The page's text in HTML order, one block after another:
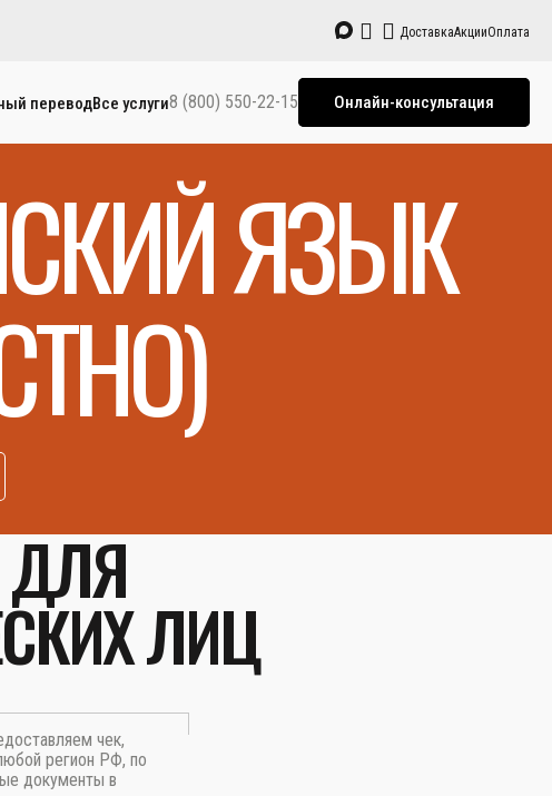
ДоставкаАкцииОплата
переводВсе услуги8 (800) 550-22-15 Онлайн-консультация
ЯЗЫК
ДЛЯ
ЛИЦ
чек,
регион РФ, по
документы в